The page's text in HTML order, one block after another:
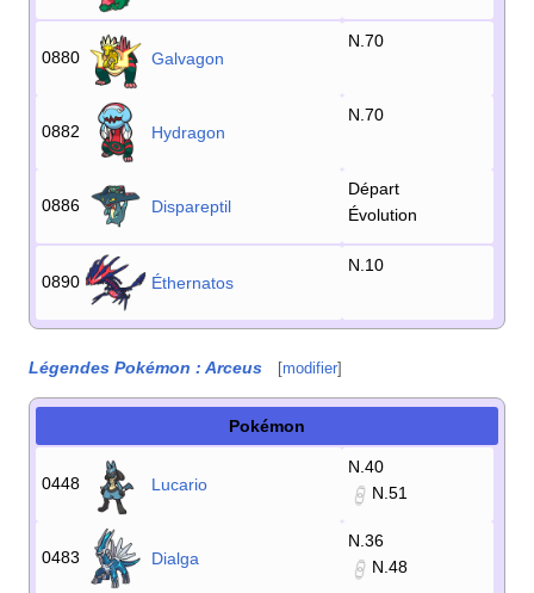
0880 Galvagon
N.70
0882 Hydragon
N.70
0886 Dispareptil
Départ
Évolution
0890 Éthernatos
N.10
Légendes Pokémon : Arceus [modifier]
Pokémon
0448 Lucario
N.40
N.51
0483 Dialga
N.36
N.48